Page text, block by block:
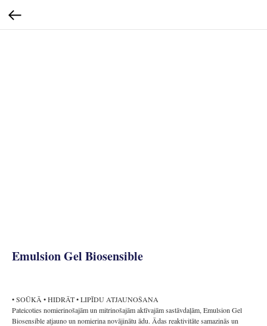
Emulsion Gel Biosensible
• SOŪKĀ • HIDRĀT • LIPĪDU ATJAUNOŠANA
Pateicoties nomierinošajām un mitrinošajām aktīvajām sastāvdaļām, Emulsion Gel
Biosensible atjauno un nomierina novājinātu ādu. Ādas reaktivitāte samazinās un